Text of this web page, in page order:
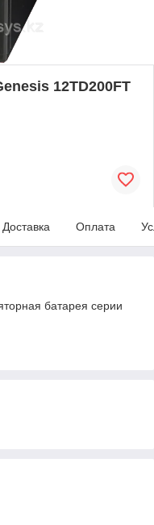
12TD200FT
Доставка Оплата
батарея серии